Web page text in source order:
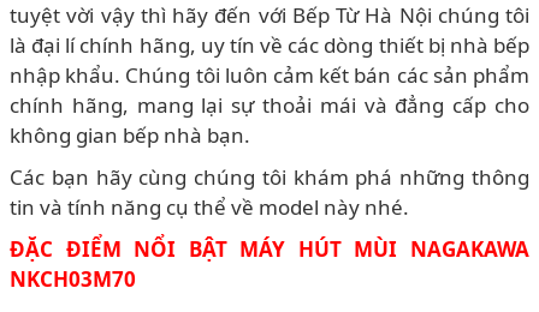
tuyệt vời vậy thì hãy đến với Bếp Từ Hà Nội chúng tôi
là đại lí chính hãng, uy tín về các dòng thiết bị nhà bếp
nhập khẩu. Chúng tôi luôn cảm kết bán các sản phẩm
chính hãng, mang lại sự thoải mái và đẳng cấp cho
không gian bếp nhà bạn.
Các bạn hãy cùng chúng tôi khám phá những thông
tin và tính năng cụ thể về model này nhé.
ĐẶC ĐIỂM NỔI BẬT MÁY HÚT MÙI NAGAKAWA
NKCH03M70